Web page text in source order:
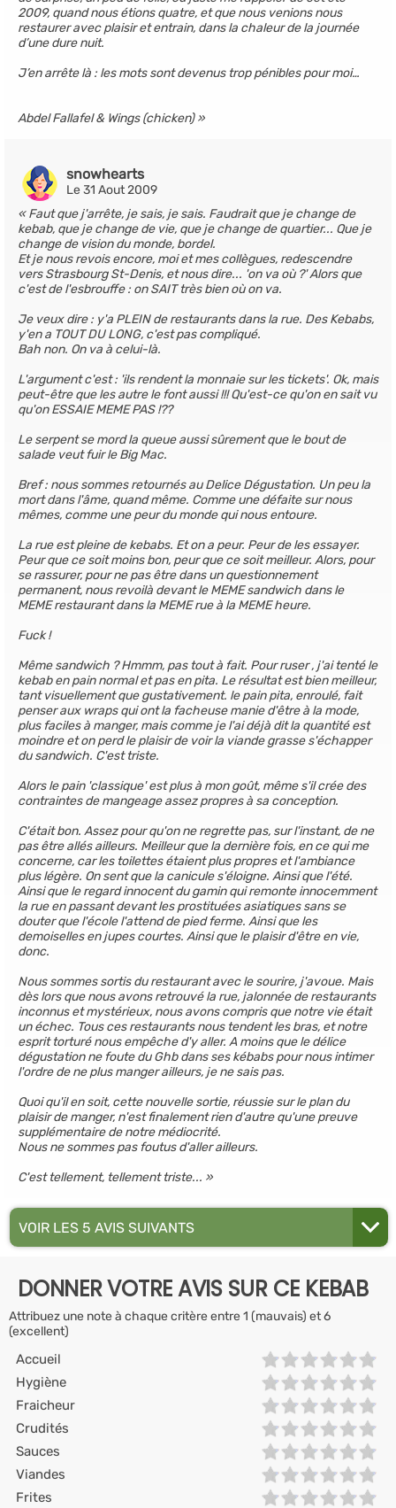
2009, quand nous étions quatre, et que nous venions nous
restaurer avec plaisir et entrain, dans la chaleur de la journée
d’une dure nuit.
J’en arrête là : les mots sont devenus trop pénibles pour moi…
Abdel Fallafel & Wings (chicken)
snowhearts
Le 31 Aout 2009
Faut que j'arrête, je sais, je sais. Faudrait que je change de
kebab, que je change de vie, que je change de quartier... Que je
change de vision du monde, bordel.
Et je nous revois encore, moi et mes collègues, redescendre
vers Strasbourg St-Denis, et nous dire... 'on va où ?' Alors que
c'est de l'esbrouffe : on SAIT très bien où on va.
Je veux dire : y'a PLEIN de restaurants dans la rue. Des Kebabs,
y'en a TOUT DU LONG, c'est pas compliqué.
Bah non. On va à celui-là.
L'argument c'est : 'ils rendent la monnaie sur les tickets'. Ok, mais
peut-être que les autre le font aussi !!! Qu'est-ce qu'on en sait vu
qu'on ESSAIE MEME PAS !??
Le serpent se mord la queue aussi sûrement que le bout de
salade veut fuir le Big Mac.
Bref : nous sommes retournés au Delice Dégustation. Un peu la
mort dans l'âme, quand même. Comme une défaite sur nous
mêmes, comme une peur du monde qui nous entoure.
La rue est pleine de kebabs. Et on a peur. Peur de les essayer.
Peur que ce soit moins bon, peur que ce soit meilleur. Alors, pour
se rassurer, pour ne pas être dans un questionnement
permanent, nous revoilà devant le MEME sandwich dans le
MEME restaurant dans la MEME rue à la MEME heure.
Fuck !
Même sandwich ? Hmmm, pas tout à fait. Pour ruser , j'ai tenté le
kebab en pain normal et pas en pita. Le résultat est bien meilleur,
tant visuellement que gustativement. le pain pita, enroulé, fait
penser aux wraps qui ont la facheuse manie d'être à la mode,
plus faciles à manger, mais comme je l'ai déjà dit la quantité est
moindre et on perd le plaisir de voir la viande grasse s'échapper
du sandwich. C'est triste.
Alors le pain 'classique' est plus à mon goût, même s'il crée des
contraintes de mangeage assez propres à sa conception.
C'était bon. Assez pour qu'on ne regrette pas, sur l'instant, de ne
pas être allés ailleurs. Meilleur que la dernière fois, en ce qui me
concerne, car les toilettes étaient plus propres et l'ambiance
plus légère. On sent que la canicule s'éloigne. Ainsi que l'été.
Ainsi que le regard innocent du gamin qui remonte innocemment
la rue en passant devant les prostituées asiatiques sans se
douter que l'école l'attend de pied ferme. Ainsi que les
demoiselles en jupes courtes. Ainsi que le plaisir d'être en vie,
donc.
Nous sommes sortis du restaurant avec le sourire, j'avoue. Mais
dès lors que nous avons retrouvé la rue, jalonnée de restaurants
inconnus et mystérieux, nous avons compris que notre vie était
un échec. Tous ces restaurants nous tendent les bras, et notre
esprit torturé nous empêche d'y aller. A moins que le délice
dégustation ne foute du Ghb dans ses kébabs pour nous intimer
l'ordre de ne plus manger ailleurs, je ne sais pas.
Quoi qu'il en soit, cette nouvelle sortie, réussie sur le plan du
plaisir de manger, n'est finalement rien d'autre qu'une preuve
supplémentaire de notre médiocrité.
Nous ne sommes pas foutus d'aller ailleurs.
C'est tellement, tellement triste...
VOIR LES 5 AVIS SUIVANTS
DONNER VOTRE AVIS SUR CE KEBAB
Attribuez une note à chaque critère entre 1 (mauvais) et 6
(excellent)
Accueil
Hygiène
Fraicheur
Crudités
Sauces
Viandes
Frites